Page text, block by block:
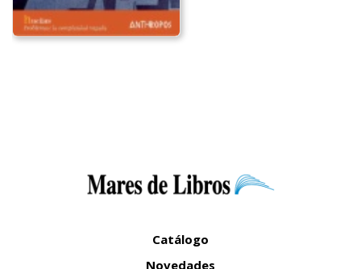
Catálogo
Novedades